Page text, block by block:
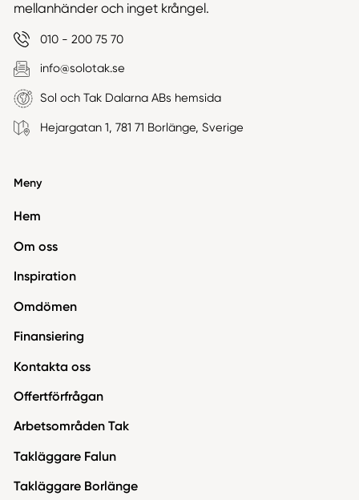
mellanhänder och inget krångel.
010 - 200 75 70
info@solotak.se
Sol och Tak Dalarna ABs hemsida
Hejargatan 1, 781 71 Borlänge, Sverige
Meny
Hem
Om oss
Inspiration
Omdömen
Finansiering
Kontakta oss
Offertförfrågan
Arbetsområden Tak
Takläggare Falun
Takläggare Borlänge